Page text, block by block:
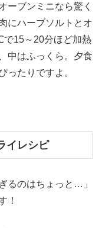
ーブンミニなら驚く
にハーブソルトとオ
15～20分ほど加熱
中はふっくら。夕食
ったりですよ。
イレシピ
るのはちょっと…」
！